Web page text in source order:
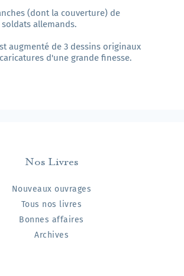
(dont la couverture) de
allemands.
augmenté de 3 dessins originaux
d'une grande finesse.
Nos Livres
Nouveaux ouvrages
Tous nos livres
Bonnes affaires
Archives